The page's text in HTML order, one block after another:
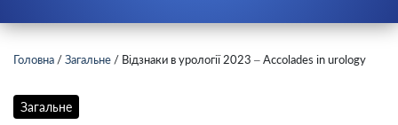
Головна /Загальне / Відзнаки в урології 2023 – Accolades in urology
Загальне